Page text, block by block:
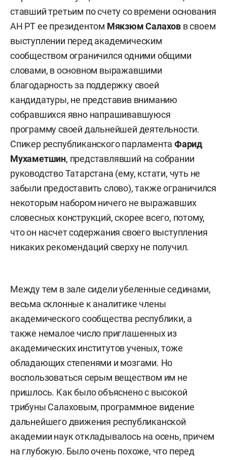
ставший третьим по счету со времени основания
АН РТ ее президентом Мякзюм Салахов в своем
выступлении перед академическим
сообществом ограничился одними общими
словами, в основном выражавшими
благодарность за поддержку своей
кандидатуры, не представив вниманию
собравшихся явно напрашивавшуюся
программу своей дальнейшей деятельности.
Спикер республиканского парламента Фарид
Мухаметшин, представлявший на собрании
руководство Татарстана (ему, кстати, чуть не
забыли предоставить слово), также ограничился
некоторым набором ничего не выражавших
словесных конструкций, скорее всего, потому,
что он насчет содержания своего выступления
никаких рекомендаций сверху не получил.
Между тем в зале сидели убеленные сединами,
весьма склонные к аналитике члены
академического сообщества республики, а
также немалое число приглашенных из
академических институтов ученых, тоже
обладающих степенями и мозгами. Но
воспользоваться серым веществом им не
пришлось. Как было объяснено с высокой
трибуны Салаховым, программное видение
дальнейшего движения республиканской
академии наук откладывалось на осень, причем
на глубокую. Было очень похоже, что перед